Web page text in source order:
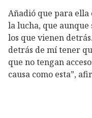
Añadió que para ella
la lucha, que aunque
los que vienen
detrás de mí tener
que no tengan
causa como esta”,